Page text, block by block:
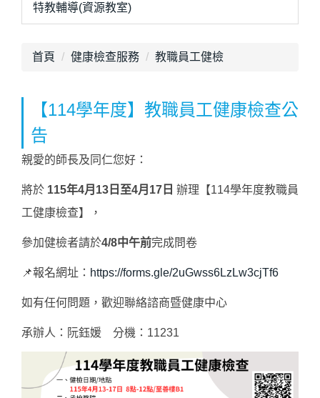
特教輔導(資源教室)
首頁 健康檢查服務 教職員工健檢
【114學年度】教職員工健康檢查公
告
親愛的師長及同仁您好：
將於 115年4月13日至4月17日 辦理【114學年度教職員
工健康檢查】，
參加健檢者請於4/8中午前完成問卷
📌報名網址： https://forms.gle/2uGwss6LzLw3cjTf6
如有任何問題，歡迎聯絡諮商暨健康中心
承辦人：阮鈺媛 分機：11231